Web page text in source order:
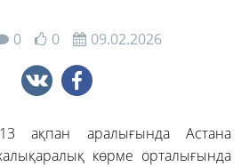
0 0 09.02.2026
ақпан аралығында Астана
көрме орталығында